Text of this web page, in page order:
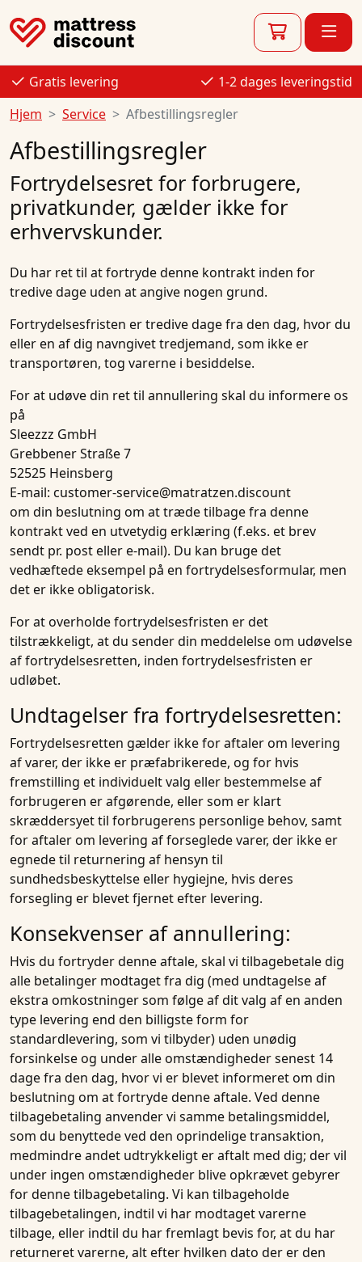
Gratis levering
1-2 dages leveringstid
Hjem
Service Afbestillingsregler
Afbestillingsregler
Fortrydelsesret for forbrugere,
privatkunder, gælder ikke for
erhvervskunder.
Du har ret til at fortryde denne kontrakt inden for
tredive dage uden at angive nogen grund.
Fortrydelsesfristen er tredive dage fra den dag, hvor du
eller en af ​​dig navngivet tredjemand, som ikke er
transportøren, tog varerne i besiddelse.
For at udøve din ret til annullering skal du informere os
på
Sleezzz GmbH
Grebbener Straße 7
52525 Heinsberg
E-mail: customer-service@matratzen.discount
om din beslutning om at træde tilbage fra denne
kontrakt ved en utvetydig erklæring (f.eks. et brev
sendt pr. post eller e-mail). Du kan bruge det
vedhæftede eksempel på en fortrydelsesformular, men
det er ikke obligatorisk.
For at overholde fortrydelsesfristen er det
tilstrækkeligt, at du sender din meddelelse om udøvelse
af fortrydelsesretten, inden fortrydelsesfristen er
udløbet.
Undtagelser fra fortrydelsesretten:
Fortrydelsesretten gælder ikke for aftaler om levering
af varer, der ikke er præfabrikerede, og for hvis
fremstilling et individuelt valg eller bestemmelse af
forbrugeren er afgørende, eller som er klart
skræddersyet til forbrugerens personlige behov, samt
for aftaler om levering af forseglede varer, der ikke er
egnede til returnering af hensyn til
sundhedsbeskyttelse eller hygiejne, hvis deres
forsegling er blevet fjernet efter levering.
Konsekvenser af annullering:
Hvis du fortryder denne aftale, skal vi tilbagebetale dig
alle betalinger modtaget fra dig (med undtagelse af
ekstra omkostninger som følge af dit valg af en anden
type levering end den billigste form for
standardlevering, som vi tilbyder) uden unødig
forsinkelse og under alle omstændigheder senest 14
dage fra den dag, hvor vi er blevet informeret om din
beslutning om at fortryde denne aftale. Ved denne
tilbagebetaling anvender vi samme betalingsmiddel,
som du benyttede ved den oprindelige transaktion,
medmindre andet udtrykkeligt er aftalt med dig; der vil
under ingen omstændigheder blive opkrævet gebyrer
for denne tilbagebetaling. Vi kan tilbageholde
tilbagebetalingen, indtil vi har modtaget varerne
tilbage, eller indtil du har fremlagt bevis for, at du har
returneret varerne, alt efter hvilken dato der er den